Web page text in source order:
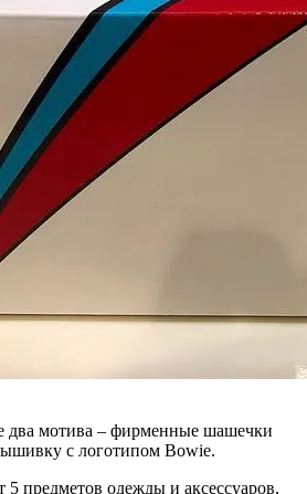
два мотива – фирменные шашечки
с логотипом Bowie.
предметов одежды и аксессуаров,